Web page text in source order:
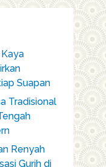
Suapan
Tradisional
Renyah
Gurih di